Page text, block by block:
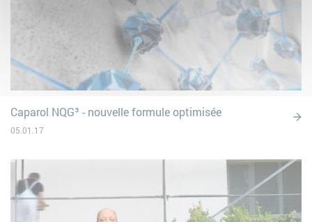
Caparol NQG³ - nouvelle formule optimisée
05.01.17